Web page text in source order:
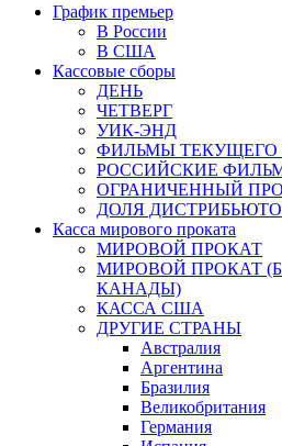
График премьер
В России
В США
Кассовые сборы
ДЕНЬ
ЧЕТВЕРГ
УИК-ЭНД
ФИЛЬМЫ ТЕКУЩЕГО
РОССИЙСКИЕ
ОГРАНИЧЕННЫЙ
ДОЛЯ
Касса мирового проката
МИРОВОЙ ПРОКАТ
МИРОВОЙ ПРОКАТ
КАНАДЫ)
КАССА США
ДРУГИЕ СТРАНЫ
Австралия
Аргентина
Бразилия
Великобритания
Германия